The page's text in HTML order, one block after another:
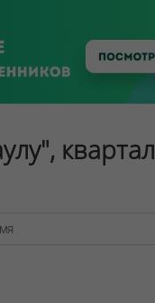
квартал